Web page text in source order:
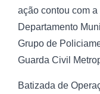
ação contou com
Departamento
Grupo de
Guarda Civil
Batizada de